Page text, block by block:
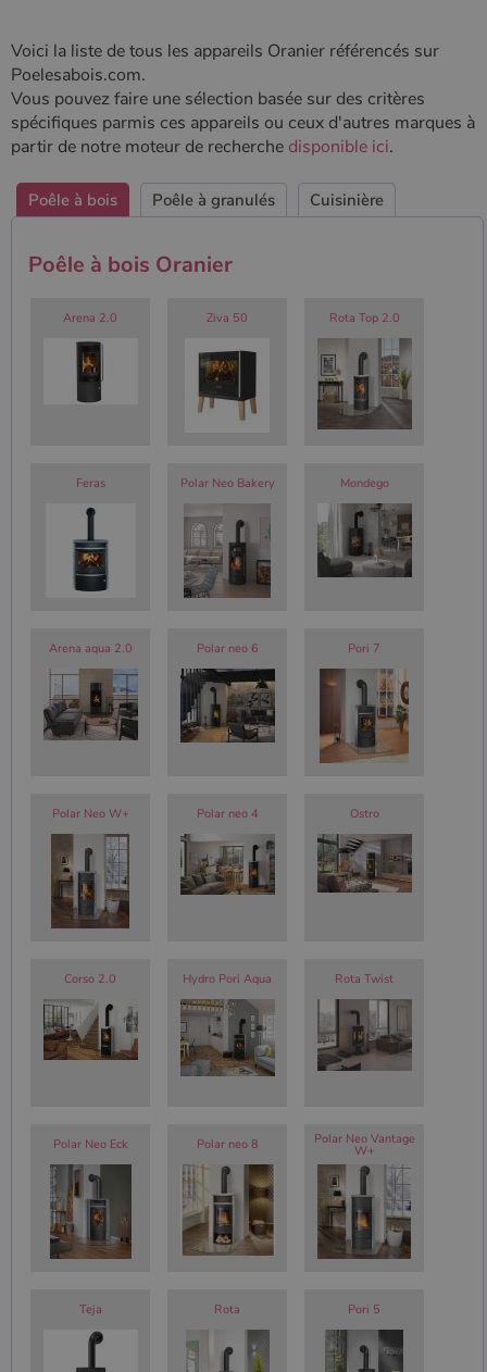
Voici la liste de tous les appareils Oranier référencés sur
Poelesabois.com.
Vous pouvez faire une sélection basée sur des critères
spécifiques parmis ces appareils ou ceux d'autres marques à
partir de notre moteur de recherche disponible ici.
Poêle à bois Poêle à granulés Cuisinière
Poêle à bois Oranier
Arena 2.0 Ziva 50 Rota Top 2.0
Feras Polar Neo Bakery Mondego
Arena aqua 2.0 Polar neo 6 Pori 7
Polar Neo W+ Polar neo 4 Ostro
Corso 2.0 Hydro Pori Aqua Rota Twist
Polar Neo Eck Polar neo 8 Polar Neo Vantage
W+
Teja Rota Pori 5
l'élément de
modèle sur le
d'identité
unique du
compte ou du
Web à fort
_ga_W8LED1F420
.poelesabois.com
1 an 1
mois
Ce cookie est
Google
session.